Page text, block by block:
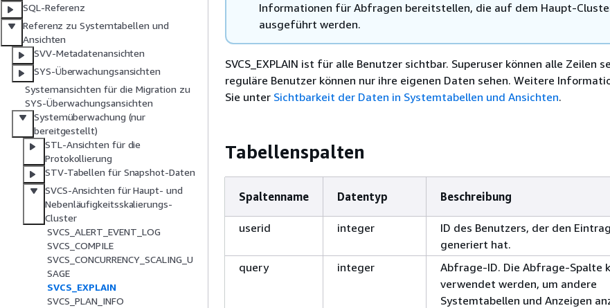
SQL-Referenz
Referenz zu Systemtabellen und
Ansichten
SVV-Metadatenansichten
SYS-Überwachungsansichten
Systemansichten für die Migration zu
SYS-Überwachungsansichten
Systemüberwachung (nur
bereitgestellt)
STL-Ansichten für die
Protokollierung
STV-Tabellen für Snapshot-Daten
SVCS-Ansichten für Haupt- und
Nebenläufigkeitsskalierungs-
Cluster
SVCS_ALERT_EVENT_LOG
SVCS_COMPILE
SVCS_CONCURRENCY_SCALING_U
SAGE
SVCS_EXPLAIN
SVCS_PLAN_INFO
Informationen für Abfragen bereitstellen, die auf dem Haupt-
ausgeführt werden.
SVCS_EXPLAIN ist für alle Benutzer sichtbar. Superuser können alle Zeilen
reguläre Benutzer können nur ihre eigenen Daten sehen. Weitere
Sie unter Sichtbarkeit der Daten in Systemtabellen und Ansichten.
Tabellenspalten
Spaltenname Datentyp Beschreibung
userid integer
ID des Benutzers, der den Eintrag
generiert hat.
query
integer
Abfrage-ID. Die Abfrage-Spalte
verwendet werden, um andere
Systemtabellen und Anzeigen